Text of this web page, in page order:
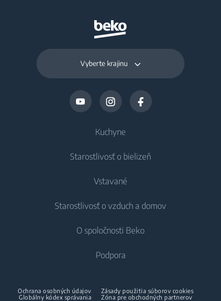
Vyberte krajinu
Kuchyne
Chladničky
Mrazničky
Vstavané mrazničky
Starostlivosť o bielizeň
Voľne stojace práčky
Vstavané práčky
Práčky so sušičkou
Sušičky
Vstavané
Vstavané chladničky
Vstavané mrazničky
Varenie
Starostlivosť o vzduch a domov
Starostlivosť o vzduch
Klimatizácie
Vysávače
O spoločnosti Beko
Beko Corporate
Podpora
Ochrana osobných údajov
Zásady použitia súborov cookies
Globálny kódex správania
Zóna pre obchodných partnerov